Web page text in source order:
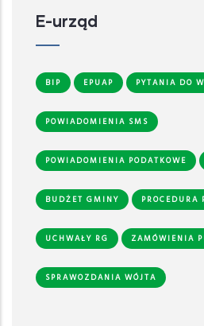
E-urząd
BIP EPUAP PYTANIA DO
POWIADOMIENIA SMS
POWIADOMIENIA PODATKOWE
BUDŻET GMINY PROCEDURA
UCHWAŁY RG ZAMÓWIENIA
SPRAWOZDANIA WÓJTA